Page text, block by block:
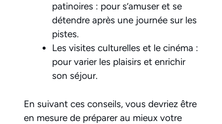
patinoires : pour s’amuser et se
détendre après une journée sur les
pistes.
Les visites culturelles et le cinéma :
pour varier les plaisirs et enrichir
son séjour.
En suivant ces conseils, vous devriez être
en mesure de préparer au mieux votre